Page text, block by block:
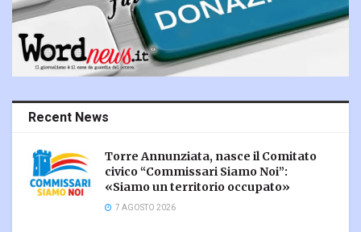
Recent News
Torre Annunziata, nasce il Comitato
civico “Commissari Siamo Noi”:
«Siamo un territorio occupato»
7 AGOSTO 2026